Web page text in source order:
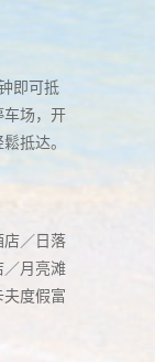
即可抵
场，开
抵达。
店／日落
／月亮滩
度假富